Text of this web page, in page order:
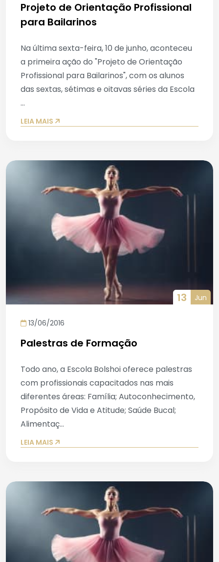
Projeto de Orientação Profissional
para Bailarinos
Na última sexta-feira, 10 de junho, aconteceu
a primeira ação do "Projeto de Orientação
Profissional para Bailarinos", com os alunos
das sextas, sétimas e oitavas séries da Escola
...
LEIA MAIS
13 Jun
13/06/2016
Palestras de Formação
Todo ano, a Escola Bolshoi oferece palestras
com profissionais capacitados nas mais
diferentes áreas: Família; Autoconhecimento,
Propósito de Vida e Atitude; Saúde Bucal;
Alimentaç...
LEIA MAIS